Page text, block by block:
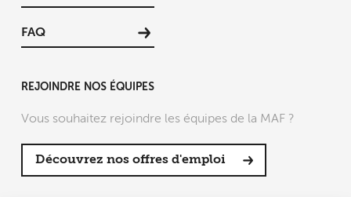
FAQ
REJOINDRE NOS ÉQUIPES
Vous souhaitez rejoindre les équipes de la MAF ?
Découvrez nos offres d'emploi